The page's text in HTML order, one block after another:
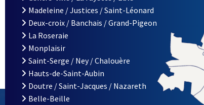
votre email (champ obligatoire)
D'INSCRIPTION À LA LETTRE D'INFORMATION
Madeleine / Justices / Saint-Léonard
Deux-croix / Banchais / Grand-Pigeon
La Roseraie
Monplaisir
Saint-Serge / Ney / Chalouère
Hauts-de-Saint-Aubin
Doutre / Saint-Jacques / Nazareth
Belle-Beille